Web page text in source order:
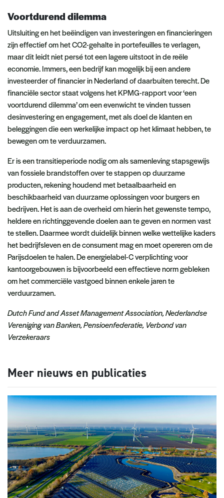
Voortdurend dilemma
Uitsluiting en het beëindigen van investeringen en financieringen
zijn effectief om het CO2-gehalte in portefeuilles te verlagen,
maar dit leidt niet persé tot een lagere uitstoot in de reële
economie. Immers, een bedrijf kan mogelijk bij een andere
investeerder of financier in Nederland of daarbuiten terecht. De
financiële sector staat volgens het KPMG-rapport voor ‘een
voortdurend dilemma’ om een evenwicht te vinden tussen
desinvestering en engagement, met als doel de klanten en
beleggingen die een werkelijke impact op het klimaat hebben, te
bewegen om te verduurzamen.
Er is een transitieperiode nodig om als samenleving stapsgewijs
van fossiele brandstoffen over te stappen op duurzame
producten, rekening houdend met betaalbaarheid en
beschikbaarheid van duurzame oplossingen voor burgers en
bedrijven. Het is aan de overheid om hierin het gewenste tempo,
heldere en richtinggevende doelen aan te geven en normen vast
te stellen. Daarmee wordt duidelijk binnen welke wettelijke kaders
het bedrijfsleven en de consument mag en moet opereren om de
Parijsdoelen te halen. De energielabel-C verplichting voor
kantoorgebouwen is bijvoorbeeld een effectieve norm gebleken
om het commerciële vastgoed binnen enkele jaren te
verduurzamen.
Dutch Fund and Asset Management Association, Nederlandse
Vereniging van Banken, Pensioenfederatie, Verbond van
Verzekeraars
Meer nieuws en publicaties